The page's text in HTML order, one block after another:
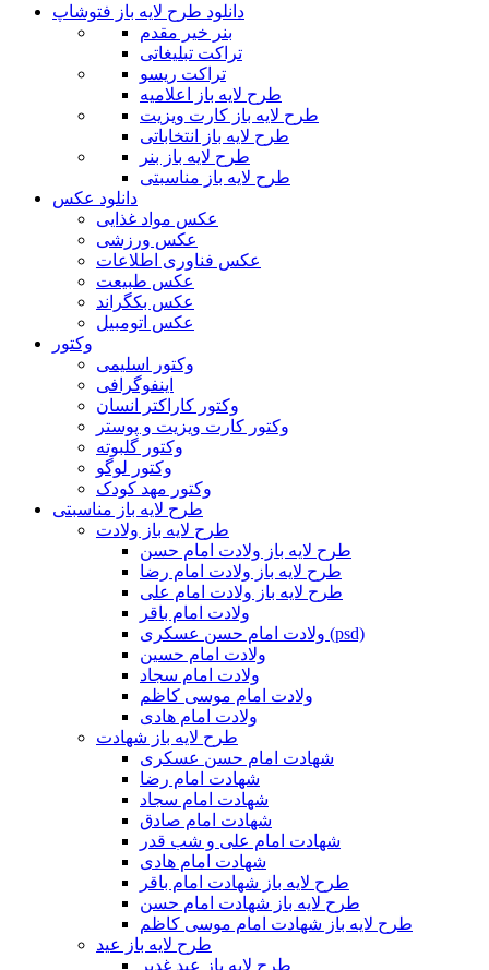
دانلود طرح لایه باز فتوشاپ
بنر خیر مقدم
تراکت تبلیغاتی
تراکت ریسو
طرح لایه باز اعلامیه
طرح لایه باز کارت ویزیت
طرح لایه باز انتخاباتی
طرح لایه باز بنر
طرح لایه باز مناسبتی
دانلود عکس
عکس مواد غذایی
عکس ورزشی
عکس فناوری اطلاعات
عکس طبیعت
عکس بکگراند
عکس اتومبیل
وکتور
وکتور اسلیمی
اینفوگرافی
وکتور کاراکتر انسان
وکتور کارت ویزیت و پوستر
وکتور گلبوته
وکتور لوگو
وکتور مهد کودک
طرح لایه باز مناسبتی
طرح لایه باز ولادت
طرح لایه باز ولادت امام حسن
طرح لایه باز ولادت امام رضا
طرح لایه باز ولادت امام علی
ولادت امام باقر
ولادت امام حسن عسکری (psd)
ولادت امام حسین
ولادت امام سجاد
ولادت امام موسی کاظم
ولادت امام هادی
طرح لایه باز شهادت
شهادت امام حسن عسکری
شهادت امام رضا
شهادت امام سجاد
شهادت امام صادق
شهادت امام علی و شب قدر
شهادت امام هادی
طرح لایه باز شهادت امام باقر
طرح لایه باز شهادت امام حسن
طرح لایه باز شهادت امام موسی کاظم
طرح لایه باز عید
طرح لایه باز عید غدیر